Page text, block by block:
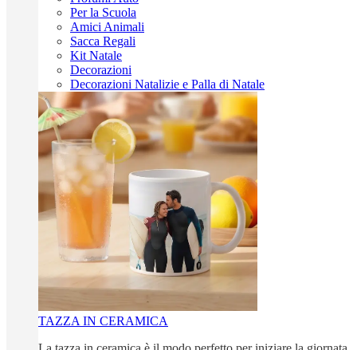
Per la Scuola
Amici Animali
Sacca Regali
Kit Natale
Decorazioni
Decorazioni Natalizie e Palla di Natale
TAZZA IN CERAMICA